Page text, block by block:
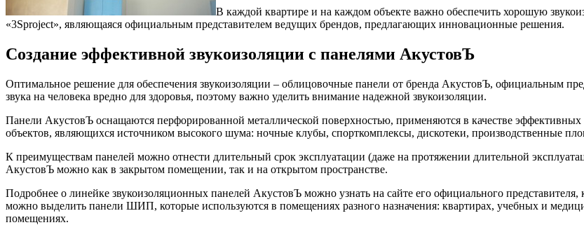
В каждой квартире и на каждом объекте важно обеспечить хорошую
«3Sproject», являющаяся официальным представителем ведущих брендов, предлагающих инновационные решения.
Создание эффективной звукоизоляции с панелями АкустовЪ
Оптимальное решение для обеспечения звукоизоляции – облицовочные панели от бренда АкустовЪ, официальным
звука на человека вредно для здоровья, поэтому важно уделить внимание надежной звукоизоляции.
Панели АкустовЪ оснащаются перфорированной металлической поверхностью, применяются в качестве
объектов, являющихся источником высокого шума: ночные клубы, спорткомплексы, дискотеки, производственные
К преимуществам панелей можно отнести длительный срок эксплуатации (даже на протяжении длительной
АкустовЪ можно как в закрытом помещении, так и на открытом пространстве.
Подробнее о линейке звукоизоляционных панелей АкустовЪ можно узнать на сайте его официального
можно выделить панели ШИП, которые используются в помещениях разного назначения: квартирах, учебных и
помещениях.